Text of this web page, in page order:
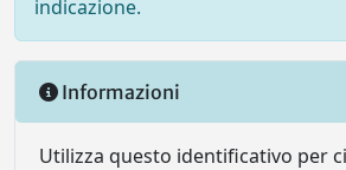
indicazione.
Informazioni
Utilizza questo identificativo per